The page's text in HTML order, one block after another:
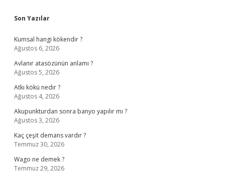
Sidebar
Son Yazılar
Kumsal hangi kökendir ?
Ağustos 6, 2026
Avlanır atasözünün anlamı ?
Ağustos 5, 2026
Atkı kökü nedir ?
Ağustos 4, 2026
Akupunkturdan sonra banyo yapılır mı ?
Ağustos 3, 2026
Kaç çeşit demans vardır ?
Temmuz 30, 2026
Wago ne demek ?
Temmuz 29, 2026